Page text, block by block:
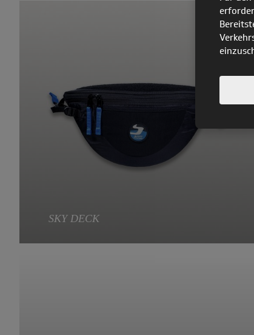
Das leicht flexible Carbon-Sitzbrett hilft dabei, in Thermiken
SKY DECK